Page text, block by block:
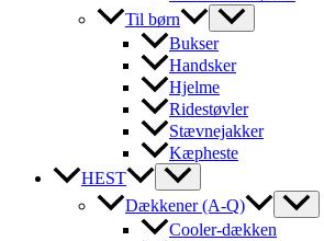
Til børn
Bukser
Handsker
Hjelme
Ridestøvler
Stævnejakker
Kæpheste
HEST
Dækkener (A-Q)
Cooler-dækken